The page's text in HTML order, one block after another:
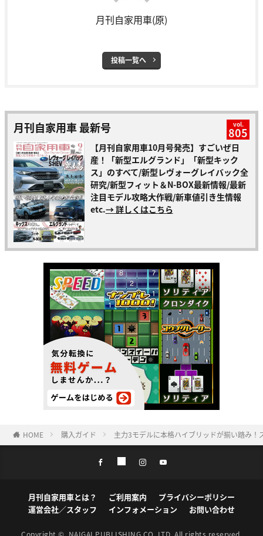
月刊自家用車(原)
投稿一覧へ
月刊自家用車 最新号 vol.
805
【月刊自家用車10月号発売】すごいぜ日
産！「新型エルグランド」「新型キック
ス」のすべて/新型レヴォーグレイバック全
研究/新型フィット＆N-BOX最新情報/最新
注目モデル攻略大作戦/新車値引き生情報
etc.→ 詳しくはこちら
HOME 購入ガイド 主力3モデルに本格ハイブリッドが揃い踏み
月刊自家用車とは？ ご利用案内
プライバシーポリシー
運営会社／スタッフ
インフォメーション お問い合わせ
Copyright © NAIGAI PUBLISHING CO.,LTD. All rights reserved.